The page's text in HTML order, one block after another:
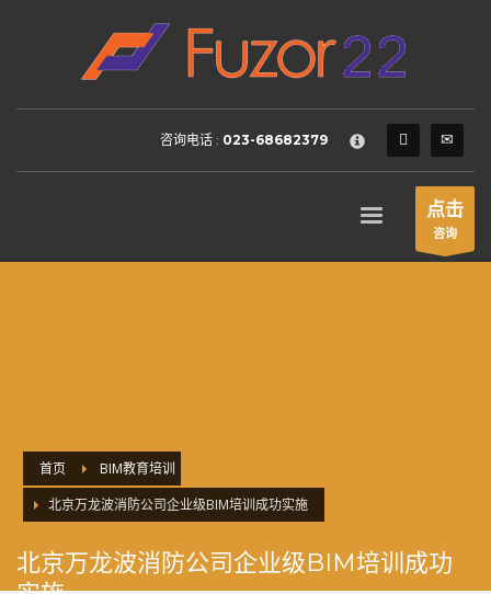
HOW TO SHOP
Login or create new account.
2 Review your order.
FREEshipment
If you still have problems, please let us know, by sending an
SHOWROOM HOURS
咨询电话 : 023-68682379
点击
咨询
首页
BIM教育培训
北京万龙波消防公司企业级BIM培训成功实施
北京万龙波消防公司企业级BIM培训成功